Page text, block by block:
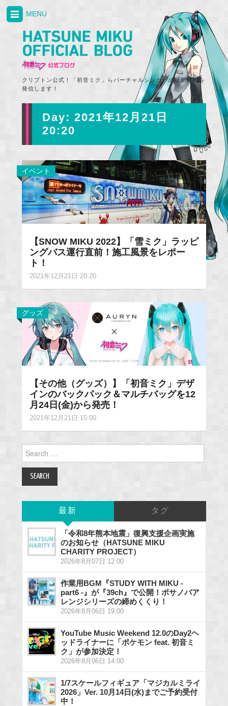
クリプトン公式！「初音ミク」らバーチャルシンガーの最新情報を
発信します！
MENU
Day: 2021年12月21日
20:20
イベント
【SNOW MIKU 2022】「雪ミク」ラッピ
ングバス運行直前！施工風景をレポー
ト！
2021年12月21日 20:20
グッズ
【その他（グッズ）】「初音ミク」デザ
インのバックパック＆マルチバッグを12
月24日(金)から発売！
2021年12月21日 15:00
for:
最新 タグ
「令和8年熊本地震」復興支援企画実施
のお知らせ（HATSUNE MIKU
CHARITY PROJECT）
2026年8月07日 12:00
作業用BGM『STUDY WITH MIKU -
part6 -』が『39ch』で公開！ボサノバア
レンジシリーズの締めくくり！
2026年8月06日 19:00
YouTube Music Weekend 12.0のDay2ヘ
ッドライナーに「ポケモン feat. 初音ミ
ク」が参加決定！
2026年8月06日 14:00
1/7スケールフィギュア「マジカルミライ
2026」Ver. 10月14日(水)までご予約受付
中！